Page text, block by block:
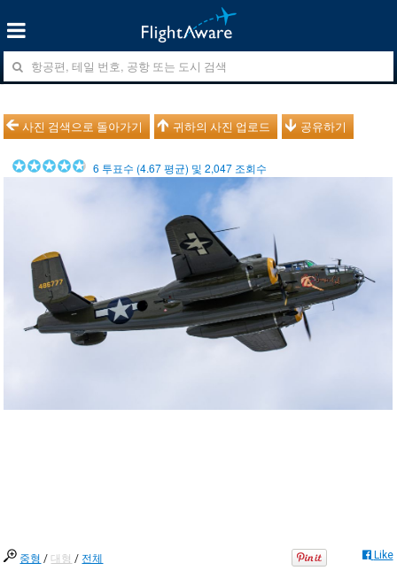
사진 검색으로 돌아가기 귀하의 사진 업로드 공유하기
6 투표수 (4.67평균) 및2,047 조회수
중형 / 대형 / 전체 Like